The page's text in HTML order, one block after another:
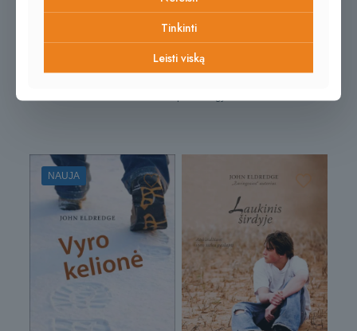
Naujos ir
populiarėjančios prekės
NAUJA
Tinkinti
Leisti viską